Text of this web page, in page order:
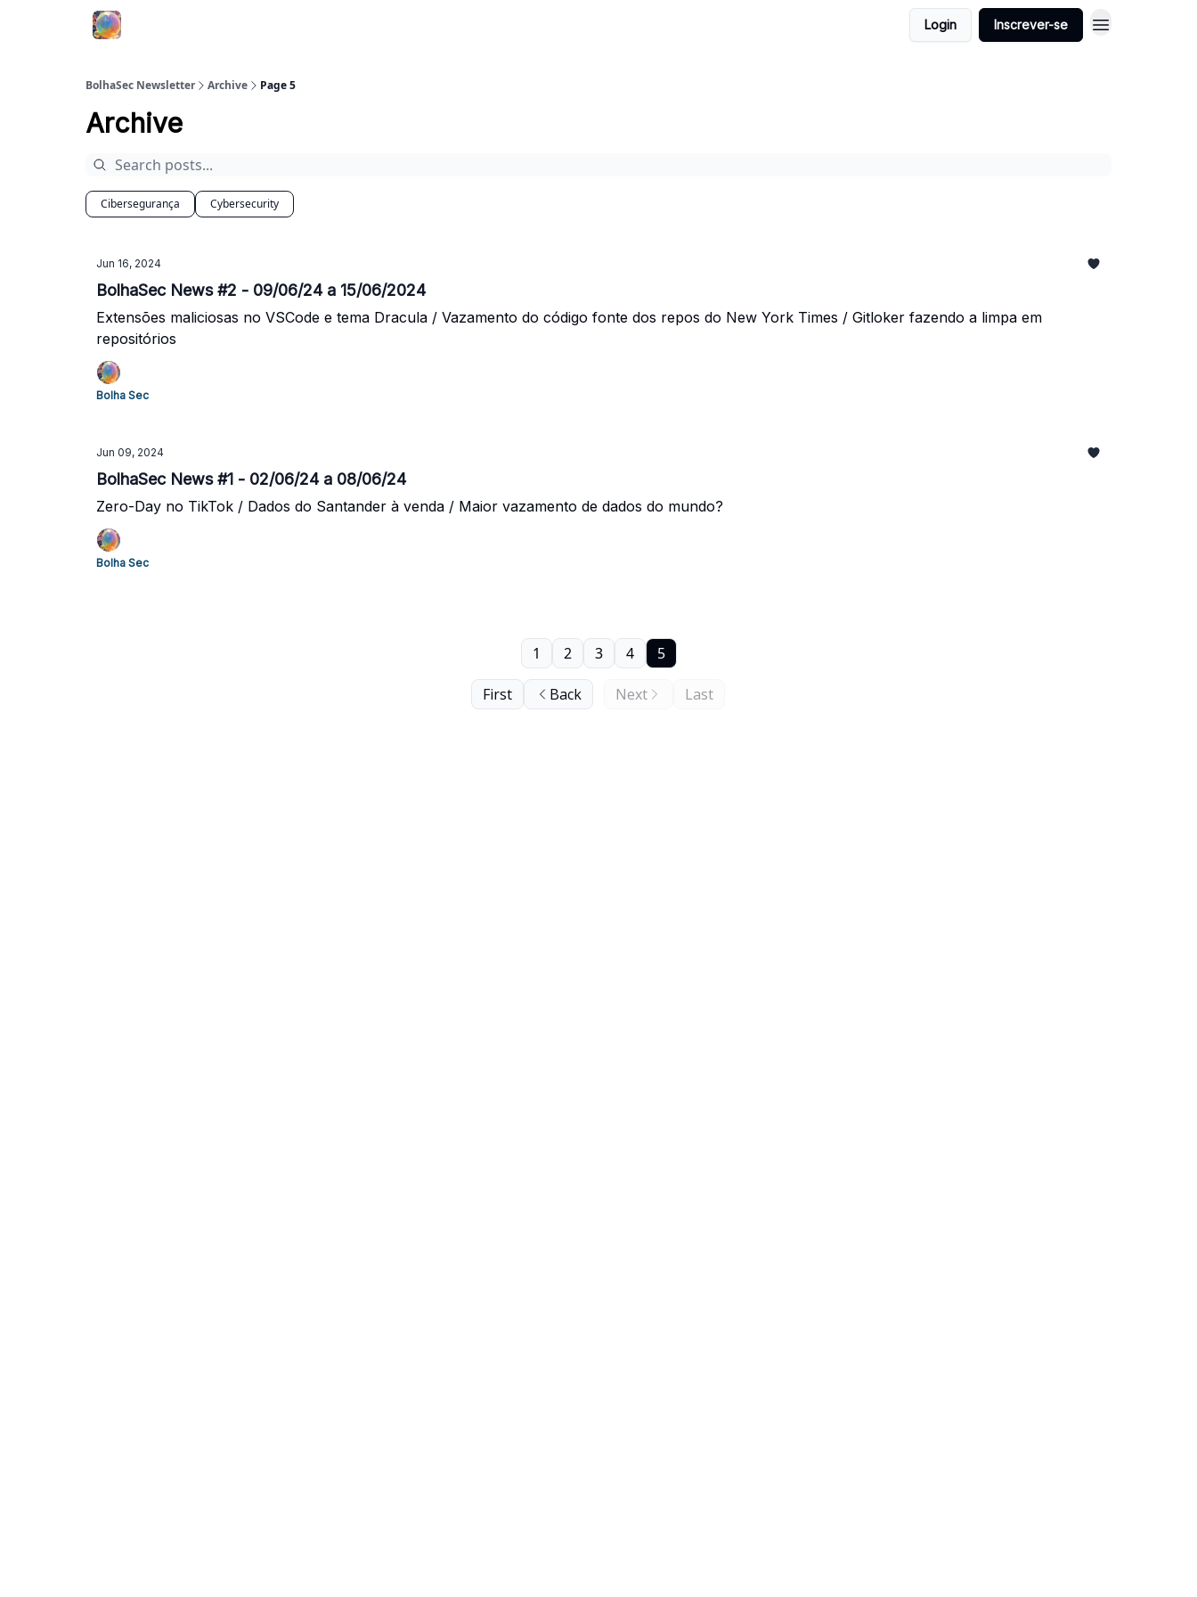
Login Inscrever-se
BolhaSec Newsletter Archive Page 5
Archive
Cibersegurança Cybersecurity
Jun 16, 2024
BolhaSec News #2 - 09/06/24 a 15/06/2024
Extensões maliciosas no VSCode e tema Dracula / Vazamento do código fonte dos repos do New York Times / Gitloker fazendo a limpa em
repositórios
Bolha Sec
Jun 09, 2024
BolhaSec News #1 - 02/06/24 a 08/06/24
Zero-Day no TikTok / Dados do Santander à venda / Maior vazamento de dados do mundo?
Bolha Sec
First Back
1 2 3 4 5
Next Last